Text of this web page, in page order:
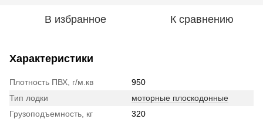
В избранное К сравнению
Характеристики
Плотность ПВХ, г/м.кв
950
Тип лодки
моторные плоскодонные
Грузоподъемность, кг
320